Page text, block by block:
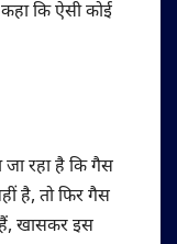
कि ऐसी कोई
जा रहा है कि गैस
है, तो फिर गैस
हैं, खासकर इस